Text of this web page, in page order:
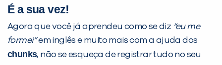
É a sua vez!
Agora que você já aprendeu como se diz “eu me
formei”em inglês e muito mais com a ajuda dos
chunks, não se esqueça de registrar tudo no seu